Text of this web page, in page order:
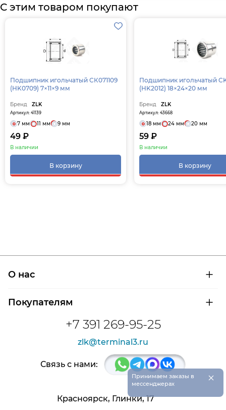
С этим товаром покупают
Подшипник игольчатый СК071109
(HK0709) 7×11×9 мм
Бренд ZLK
Артикул: 41139
7 мм 11 мм 9 мм
49 ₽
В наличии
В корзину
Подшипник игольчатый
(HK2012) 18×24×20 мм
Бренд ZLK
Артикул: 43668
18 мм 24 мм 20 мм
59 ₽
В наличии
В корзину
+7 391 269-95-25
zlk@terminal3.ru
О нас
Сертификаты на продукцию
Покупателям
Доставка и оплата
Расшифровка маркировки подшипников
Связь с нами:
Красноярск, Глинки, 17
Принимаем заказы в
мессенджерах
×